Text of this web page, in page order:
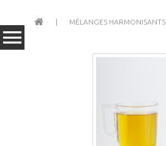
MÉLANGES HARMONISANTS